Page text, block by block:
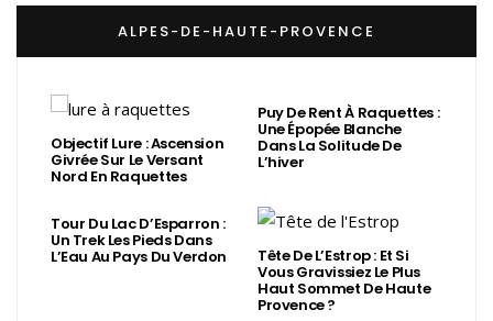
ALPES-DE-HAUTE-PROVENCE
Objectif Lure : Ascension
Givrée Sur Le Versant
Nord En Raquettes
Puy De Rent À Raquettes :
Une Épopée Blanche
Dans La Solitude De
L’hiver
Tour Du Lac D’Esparron :
Un Trek Les Pieds Dans
L’Eau Au Pays Du Verdon Tête De L’Estrop : Et Si
Vous Gravissiez Le Plus
Haut Sommet De Haute
Provence ?